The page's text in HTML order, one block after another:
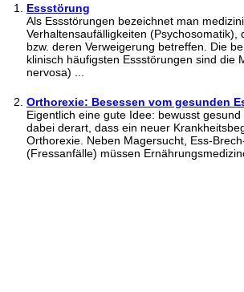
Essstörung
Als Essstörungen bezeichnet man
Verhaltensaufälligkeiten (Psychosomatik),
bzw. deren Verweigerung betreffen. Die
klinisch häufigsten Essstörungen sind die
nervosa) ...
Orthorexie: Besessen vom gesunden
Eigentlich eine gute Idee: bewusst
dabei derart, dass ein neuer
Orthorexie. Neben Magersucht, Ess-
(Fressanfälle) müssen